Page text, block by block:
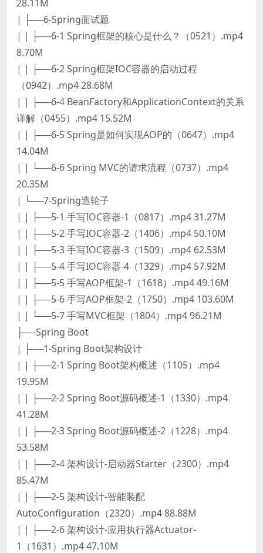
28.11M
| ├──6-Spring面试题
| | ├──6-1 Spring框架的核心是什么？（0521）.mp4
8.70M
| | ├──6-2 Spring框架IOC容器的启动过程
（0942）.mp4 28.68M
| | ├──6-4 BeanFactory和ApplicationContext的关系
详解（0455）.mp4 15.52M
| | ├──6-5 Spring是如何实现AOP的（0647）.mp4
14.04M
| | └──6-6 Spring MVC的请求流程（0737）.mp4
20.35M
| └──7-Spring造轮子
| | ├──5-1 手写IOC容器-1（0817）.mp4 31.27M
| | ├──5-2 手写IOC容器-2（1406）.mp4 50.10M
| | ├──5-3 手写IOC容器-3（1509）.mp4 62.53M
| | ├──5-4 手写IOC容器-4（1329）.mp4 57.92M
| | ├──5-5 手写AOP框架-1（1618）.mp4 49.16M
| | ├──5-6 手写AOP框架-2（1750）.mp4 103.60M
| | └──5-7 手写MVC框架（1804）.mp4 96.21M
├──Spring Boot
| ├──1-Spring Boot架构设计
| | ├──2-1 Spring Boot架构概述（1105）.mp4
19.95M
| | ├──2-2 Spring Boot源码概述-1（1330）.mp4
41.28M
| | ├──2-3 Spring Boot源码概述-2（1228）.mp4
53.58M
| | ├──2-4 架构设计-启动器Starter（2300）.mp4
85.47M
| | ├──2-5 架构设计-智能装配
AutoConfiguration（2320）.mp4 88.88M
| | ├──2-6 架构设计-应用执行器Actuator-
1（1631）.mp4 47.10M